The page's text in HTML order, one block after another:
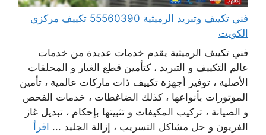
فني تكييف وتبريد الرميثية 55560390 تكييف مركزي
الكويت
فني تكييف الرميثية يقدم خدمات عديدة من خدمات
عالم التكييف و التبريد ، كتأمين قطع الغيار و المحلقات
الأصلية ، توفير أجهزة تكييف ذات ماركات عالمية ، تأمين
الموتورات بأنواعها ، كذلك الضاغطات ، خدمات الفحص
و الصيانة ، تركيب المكيفات و تثبيتها بإحكام ، تبديل غاز
الفريون و حل مشاكل التسريب ، إزالة الجليد ... اقرأ